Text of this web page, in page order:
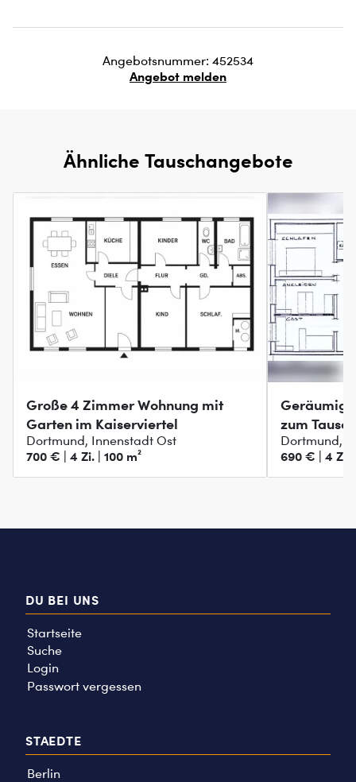
Angebotsnummer: 452534
Angebot melden
Ähnliche Tauschangebote
Große 4 Zimmer Wohnung mit
Garten im Kaiserviertel
Dortmund, Innenstadt Ost
700 € | 4 Zi. | 100 m²
zum Tausch
Dortmund,
690 € | 4 Zi.
DU BEI UNS
Startseite
Suche
Login
Passwort vergessen
STAEDTE
Berlin